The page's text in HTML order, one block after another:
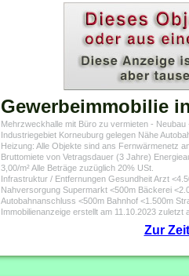
Gewerbeimmobilie
Mehrzweckhalle mit Büro zu vermieten -
Industriegebiet Korneuburg gelegen Nähe
Heizung: Alle Objekte sind ans Fernwärmenetz
Bruttomiete von Vetragsdauer (3 Jahre)
3,00/m² Alle Beträge zuzüglich 20% USt.
Infrastruktur / Entfernungen Gesundheit Arzt
Nahversorgung Supermarkt <500m Bäckerei
Autobahnanschluss <500m Bahnhof <1.500m
Immobilienanzeige erstellt am 11.10.2023 zuletzt
Zur